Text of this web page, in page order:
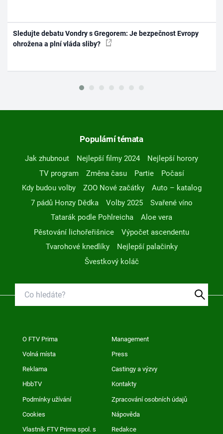
Sledujte debatu Vondry s Gregorem: Je bezpečnost Evropy
ohrožena a plní vláda sliby?
Populární témata
Jak zhubnout Nejlepší filmy 2024
Nejlepší horory
TV program
Změna času Partie
Počasí
Kdy budou volby
ZOO Nové začátky
Auto – katalog
7 pádů Honzy Dědka
Volby 2025
Svařené víno
Tatarák podle Pohlreicha
Aloe vera
Pěstování lichořeřišnice
Výpočet ascendentu
Tvarohové knedlíky
Nejlepší palačinky
Švestkový koláč
O FTV Prima Management
Volná místa Press
Reklama Castingy a výzvy
HbbTV Kontakty
Podmínky užívání Zpracování osobních údajů
Cookies Nápověda
Vlastník FTV Prima spol. s Redakce